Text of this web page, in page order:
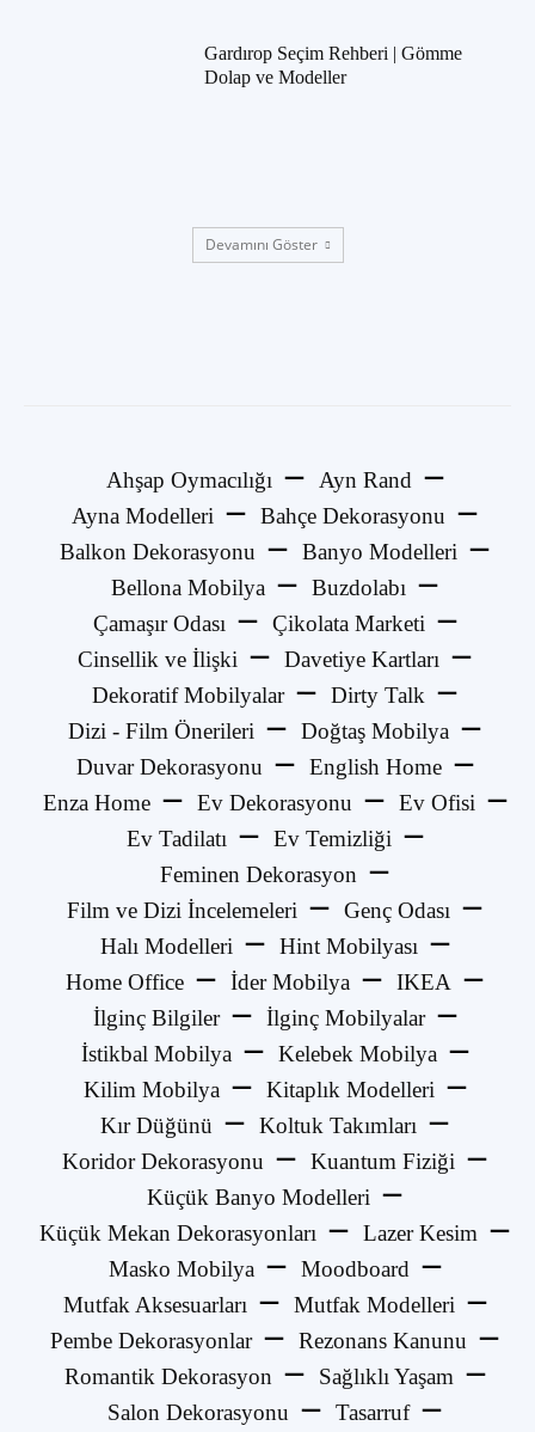
Gardırop Seçim Rehberi | Gömme
Dolap ve Modeller
Devamını Göster
Ahşap Oymacılığı
Ayn Rand
Ayna Modelleri
Bahçe Dekorasyonu
Balkon Dekorasyonu
Banyo Modelleri
Bellona Mobilya
Buzdolabı
Çamaşır Odası
Çikolata Marketi
Cinsellik ve İlişki
Davetiye Kartları
Dekoratif Mobilyalar
Dirty Talk
Dizi - Film Önerileri
Doğtaş Mobilya
Duvar Dekorasyonu
English Home
Enza Home
Ev Dekorasyonu
Ev Ofisi
Ev Tadilatı
Ev Temizliği
Feminen Dekorasyon
Film ve Dizi İncelemeleri
Genç Odası
Halı Modelleri
Hint Mobilyası
Home Office
İder Mobilya
IKEA
İlginç Bilgiler
İlginç Mobilyalar
İstikbal Mobilya
Kelebek Mobilya
Kilim Mobilya
Kitaplık Modelleri
Kır Düğünü
Koltuk Takımları
Koridor Dekorasyonu
Kuantum Fiziği
Küçük Banyo Modelleri
Küçük Mekan Dekorasyonları
Lazer Kesim
Masko Mobilya
Moodboard
Mutfak Aksesuarları
Mutfak Modelleri
Pembe Dekorasyonlar
Rezonans Kanunu
Romantik Dekorasyon
Sağlıklı Yaşam
Salon Dekorasyonu
Tasarruf